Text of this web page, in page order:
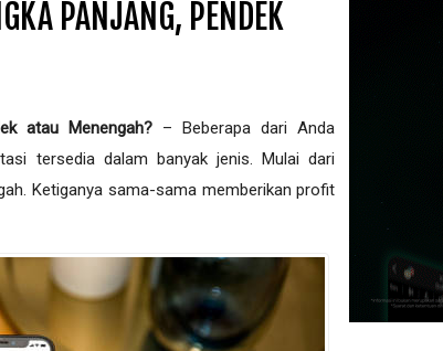
PANJANG, PENDEK
atau Menengah? – Beberapa dari Anda
tersedia dalam banyak jenis. Mulai dari
Ketiganya sama-sama memberikan profit